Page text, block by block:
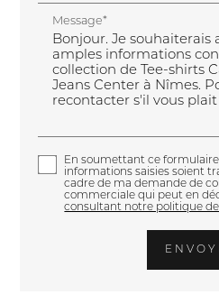
Message*
En soumettant ce
informations saisies soient
cadre de ma demande de
commerciale qui peut en
consultant notre politique